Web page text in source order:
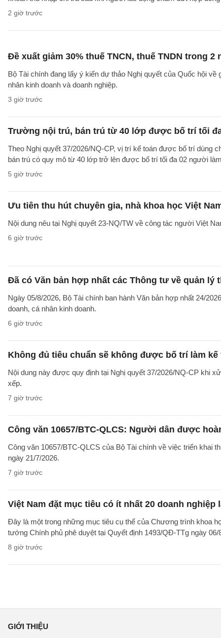
2 giờ trước
Đề xuất giảm 30% thuế TNCN, thuế TNDN trong 2
Bộ Tài chính đang lấy ý kiến dự thảo Nghị quyết của Quốc hội
nhân kinh doanh và doanh nghiệp.
3 giờ trước
Trường nội trú, bán trú từ 40 lớp được bố trí tối
Theo Nghị quyết 37/2026/NQ-CP, vị trí kế toán được bố trí dùng
bán trú có quy mô từ 40 lớp trở lên được bố trí tối đa 02 người
5 giờ trước
Ưu tiên thu hút chuyên gia, nhà khoa học Việt
Nội dung nêu tại Nghị quyết 23-NQ/TW về công tác người Việt
6 giờ trước
Đã có Văn bản hợp nhất các Thông tư về quản lý
Ngày 05/8/2026, Bộ Tài chính ban hành Văn bản hợp nhất 24/
doanh, cá nhân kinh doanh.
6 giờ trước
Không đủ tiêu chuẩn sẽ không được bố trí làm
Nội dung này được quy định tại Nghị quyết 37/2026/NQ-CP khi
xếp.
7 giờ trước
Công văn 10657/BTC-QLCS: Người dân được
Công văn 10657/BTC-QLCS của Bộ Tài chính về việc triển khai
ngày 21/7/2026.
7 giờ trước
Việt Nam đặt mục tiêu có ít nhất 20 doanh
Đây là một trong những mục tiêu cụ thể của Chương trình khoa
tướng Chính phủ phê duyệt tại Quyết định 1493/QĐ-TTg ngày
8 giờ trước
GIỚI THIỆU